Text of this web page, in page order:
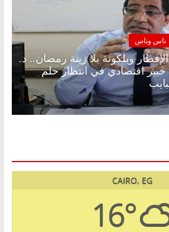
ناس وناس
وبلكونة بلا زينة رمضان.. د.
خبير اقتصادي في انتظار حلم
CAIRO, EG
16°